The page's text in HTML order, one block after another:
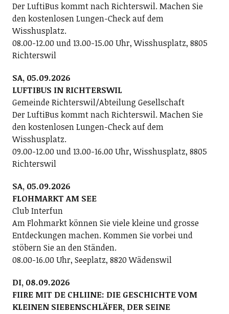
Der LuftiBus kommt nach Richterswil. Machen Sie
den kostenlosen Lungen-Check auf dem
Wisshusplatz.
08.00-12.00 und 13.00-15.00 Uhr, Wisshusplatz, 8805
Richterswil
SA, 05.09.2026
LUFTIBUS IN RICHTERSWIL
Gemeinde Richterswil/Abteilung Gesellschaft
Der LuftiBus kommt nach Richterswil. Machen Sie
den kostenlosen Lungen-Check auf dem
Wisshusplatz.
09.00-12.00 und 13.00-16.00 Uhr, Wisshusplatz, 8805
Richterswil
SA, 05.09.2026
FLOHMARKT AM SEE
Club Interfun
Am Flohmarkt können Sie viele kleine und grosse
Entdeckungen machen. Kommen Sie vorbei und
stöbern Sie an den Ständen.
08.00-16.00 Uhr, Seeplatz, 8820 Wädenswil
DI, 08.09.2026
FIIRE MIT DE CHLIINE: DIE GESCHICHTE VOM
KLEINEN SIEBENSCHLÄFER, DER SEINE